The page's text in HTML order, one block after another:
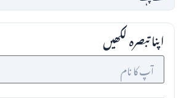
اپنا تبصرہ لکھیں